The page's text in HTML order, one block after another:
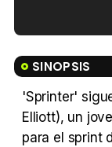
SINOPSIS
'Sprinter'
Elliott), un
para el sprint